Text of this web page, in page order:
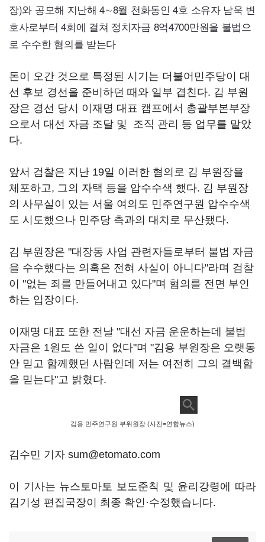
장)와 공모해 지난해 4∼8월 천화동인 4호 소유자 남욱 변
호사로부터 4회에 걸쳐 정치자금 8억4700만원을 불법으
로 수수한 혐의를 받는다
돈이 오간 것으로 특정된 시기는 더불어민주당이 대
선 후보 경선을 준비하던 때와 일부 겹친다. 김 부원
장은 경선 당시 이재명 대표 캠프에서 총괄부본부장
으로서 대선 자금 조달 및 조직 관리 등 업무를 맡았
다.
앞서 검찰은 지난 19일 이러한 혐의로 김 부원장을
체포하고, 그의 자택 등을 압수수색 했다. 김 부원장
의 사무실이 있는 서울 여의도 민주연구원 압수수색
도 시도했으나 민주당 측과의 대치로 무산됐다.
김 부원장은 "대장동 사업 관련자들로부터 불법 자금
을 수수했다는 의혹은 전혀 사실이 아니다"라며 검찰
이 "없는 죄를 만들어내고 있다"며 혐의를 전면 부인
하는 입장이다.
이재명 대표 또한 전날 "대선 자금 운운하는데 불법
자금은 1원도 쓴 일이 없다"며 "김용 부원장은 오랫동
안 믿고 함께했던 사람인데 저는 여전히 그의 결백함
을 믿는다"고 밝혔다.
김용 민주연구원 부위원장 (사진=연합뉴스)
김수민 기자 sum@etomato.com
이 기사는 뉴스토마토 보도준칙 및 윤리강령에 따라
김기성 편집국장이 최종 확인·수정했습니다.